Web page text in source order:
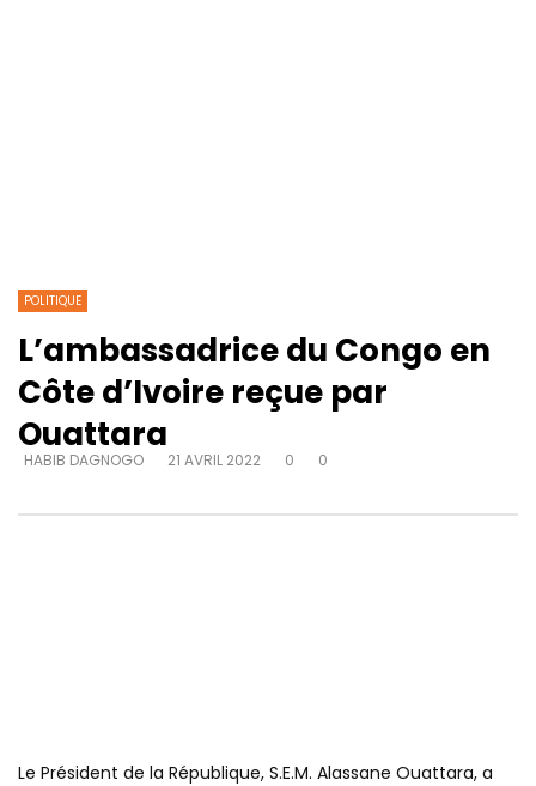
POLITIQUE
L’ambassadrice du Congo en
Côte d’Ivoire reçue par
Ouattara
HABIB DAGNOGO 21 AVRIL 2022 0 0
Le Président de la République, S.E.M. Alassane Ouattara, a